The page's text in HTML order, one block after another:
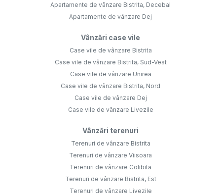
Apartamente de vânzare Bistrita, Decebal
Apartamente de vânzare Dej
Vânzări case vile
Case vile de vânzare Bistrita
Case vile de vânzare Bistrita, Sud-Vest
Case vile de vânzare Unirea
Case vile de vânzare Bistrita, Nord
Case vile de vânzare Dej
Case vile de vânzare Livezile
Vânzări terenuri
Terenuri de vânzare Bistrita
Terenuri de vânzare Viisoara
Terenuri de vânzare Colibita
Terenuri de vânzare Bistrita, Est
Terenuri de vânzare Livezile